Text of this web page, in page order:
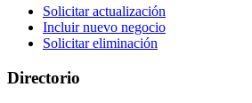
Solicitar actualización
Incluir nuevo negocio
Solicitar eliminación
Directorio